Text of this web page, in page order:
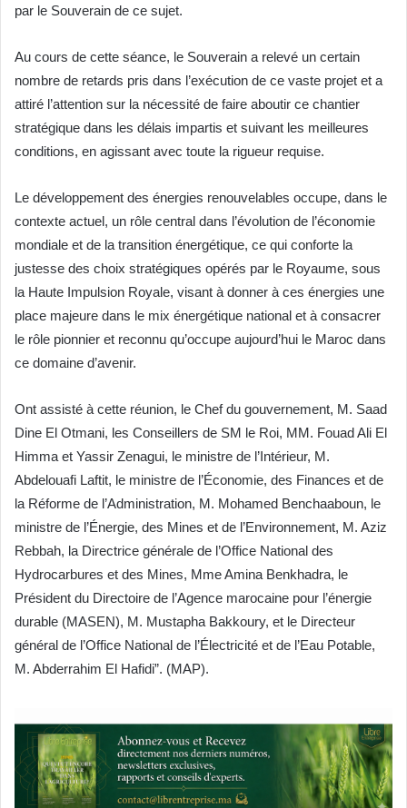
par le Souverain de ce sujet.
Au cours de cette séance, le Souverain a relevé un certain
nombre de retards pris dans l’exécution de ce vaste projet et a
attiré l’attention sur la nécessité de faire aboutir ce chantier
stratégique dans les délais impartis et suivant les meilleures
conditions, en agissant avec toute la rigueur requise.
Le développement des énergies renouvelables occupe, dans le
contexte actuel, un rôle central dans l’évolution de l’économie
mondiale et de la transition énergétique, ce qui conforte la
justesse des choix stratégiques opérés par le Royaume, sous
la Haute Impulsion Royale, visant à donner à ces énergies une
place majeure dans le mix énergétique national et à consacrer
le rôle pionnier et reconnu qu’occupe aujourd’hui le Maroc dans
ce domaine d’avenir.
Ont assisté à cette réunion, le Chef du gouvernement, M. Saad
Dine El Otmani, les Conseillers de SM le Roi, MM. Fouad Ali El
Himma et Yassir Zenagui, le ministre de l’Intérieur, M.
Abdelouafi Laftit, le ministre de l’Économie, des Finances et de
la Réforme de l’Administration, M. Mohamed Benchaaboun, le
ministre de l’Énergie, des Mines et de l’Environnement, M. Aziz
Rebbah, la Directrice générale de l’Office National des
Hydrocarbures et des Mines, Mme Amina Benkhadra, le
Président du Directoire de l’Agence marocaine pour l’énergie
durable (MASEN), M. Mustapha Bakkoury, et le Directeur
général de l’Office National de l’Électricité et de l’Eau Potable,
M. Abderrahim El Hafidi”. (MAP).